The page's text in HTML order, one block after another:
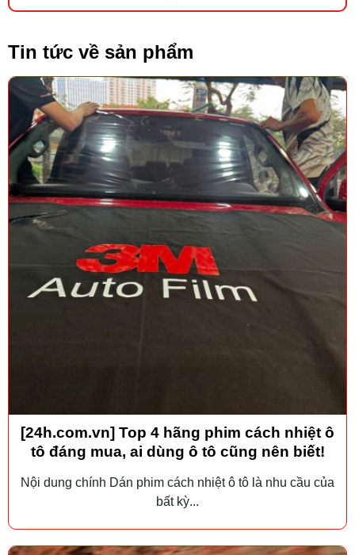
Tin tức về sản phẩm
[24h.com.vn] Top 4 hãng phim cách nhiệt ô
tô đáng mua, ai dùng ô tô cũng nên biết!
Nội dung chính Dán phim cách nhiệt ô tô là nhu cầu của
bất kỳ...